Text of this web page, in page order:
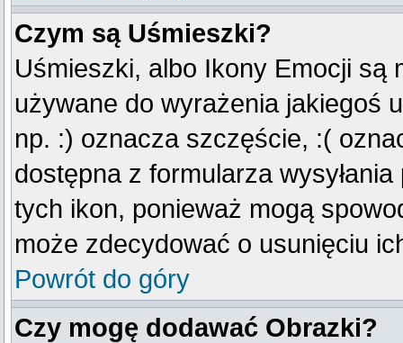
Czym są Uśmieszki?
Uśmieszki, albo Ikony Emocji są
używane do wyrażenia jakiegoś
np. :) oznacza szczęście, :(
dostępna z formularza
tych ikon, ponieważ mogą
może zdecydować o usunięciu
Powrót do góry
Czy mogę dodawać Obrazki?